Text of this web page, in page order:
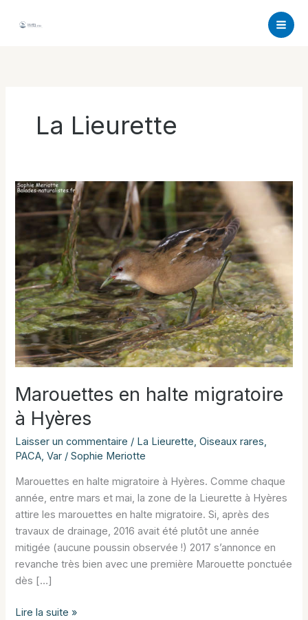
La Lieurette
Marouettes en halte migratoire
à Hyères
Laisser un commentaire / La Lieurette,Oiseaux rares,
PACA,Var /Sophie Meriotte
Marouettes en halte migratoire à Hyères. Comme chaque
année, entre mars et mai, la zone de la Lieurette à Hyères
attire les marouettes en halte migratoire. Si, après des
travaux de drainage, 2016 avait été plutôt une année
mitigée (aucune poussin observée !) 2017 s’annonce en
revanche très bien avec une première Marouette ponctuée
dès […]
Marouettes
Lire la suite »